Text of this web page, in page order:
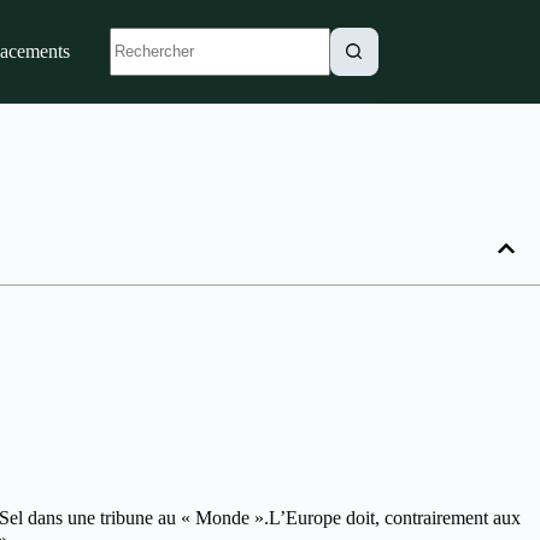
dans une tribune au « Monde ».L’Europe doit, contrairement aux